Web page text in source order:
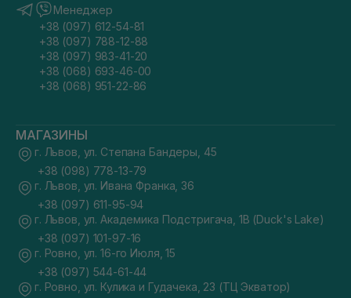
Менеджер
+38 (097) 612-54-81
+38 (097) 788-12-88
+38 (097) 983-41-20
+38 (068) 693-46-00
+38 (068) 951-22-86
МАГАЗИНЫ
г. Львов, ул. Степана Бандеры, 45
+38 (098) 778-13-79
г. Львов, ул. Ивана Франка, 36
+38 (097) 611-95-94
г. Львов, ул. Академика Подстригача, 1В (Duck's Lake)
+38 (097) 101-97-16
г. Ровно, ул. 16-го Июля, 15
+38 (097) 544-61-44
г. Ровно, ул. Кулика и Гудачека, 23 (ТЦ Экватор)